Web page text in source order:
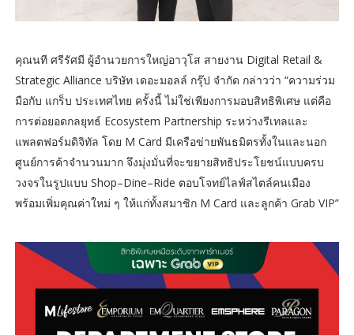
คุณนที ศรีรัศมี ผู้อำนวยการใหญ่อาวุโส สายงาน Digital Retail &
Strategic Alliance บริษัท เดอะมอลล์ กรุ๊ป จำกัด กล่าวว่า “ความร่วม
มือกับ แกร็บ ประเทศไทย ครั้งนี้ ไม่ใช่เพียงการมอบสิทธิพิเศษ แต่คือ
การต่อยอดกลยุทธ์ Ecosystem Partnership ระหว่างรีเทลและ
แพลตฟอร์มดิจิทัล โดย M Card มีเครือข่ายพันธมิตรทั้งในและนอก
ศูนย์การค้าจำนวนมาก จึงมุ่งมั่นที่จะขยายสิทธิประโยชน์แบบครบ
วงจรในรูปแบบ Shop–Dine–Ride ตอบโจทย์ไลฟ์สไตล์คนเมือง
พร้อมเพิ่มคุณค่าใหม่ ๆ ให้แก่ทั้งสมาชิก M Card และลูกค้า Grab VIP”